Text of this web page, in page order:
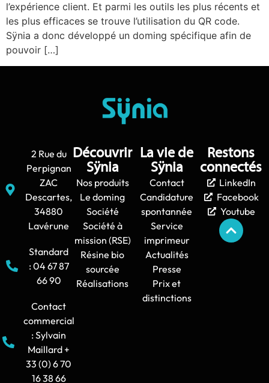
l’expérience client. Et parmi les outils les plus récents et
les plus efficaces se trouve l’utilisation du QR code.
Sÿnia a donc développé un doming spécifique afin de
pouvoir […]
2 Rue du
Perpignan
ZAC
Descartes,
34880
Lavérune
Standard
: 04 67 87
66 90
Contact
commercial
: Sylvain
Maillard +
33 (0) 6 70
16 38 66
Découvrir
Sÿnia
Nos produits
Le doming
Société
Société à
mission (RSE)
Résine bio
sourcée
Réalisations
La vie de
Sÿnia
Contact
Candidature
spontannée
Service
imprimeur
Actualités
Presse
Prix et
distinctions
Restons
connectés
LinkedIn
Facebook
Youtube